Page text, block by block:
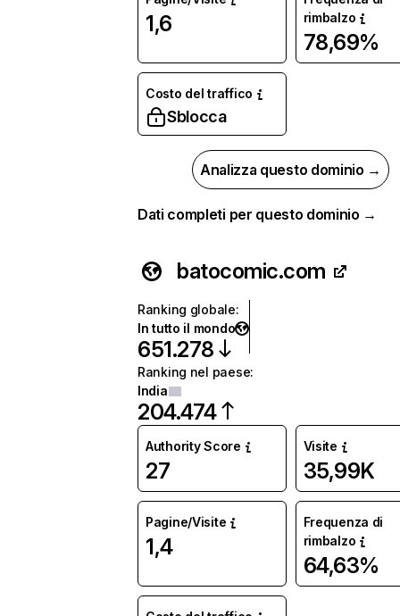
1,6
rimbalzo
78,69%
Costo del traffico
Sblocca
Analizza questo dominio →
Dati completi per questo dominio →
batocomic.com
Ranking globale:
In tutto il mondo
651.278
Ranking nel paese:
India
204.474
Authority Score
27
Visite
35,99K
Pagine/Visite
1,4
Frequenza di
rimbalzo
64,63%